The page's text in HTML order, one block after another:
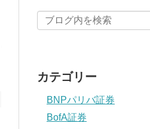
カテゴリー
BNPパリバ証券
BofA証券